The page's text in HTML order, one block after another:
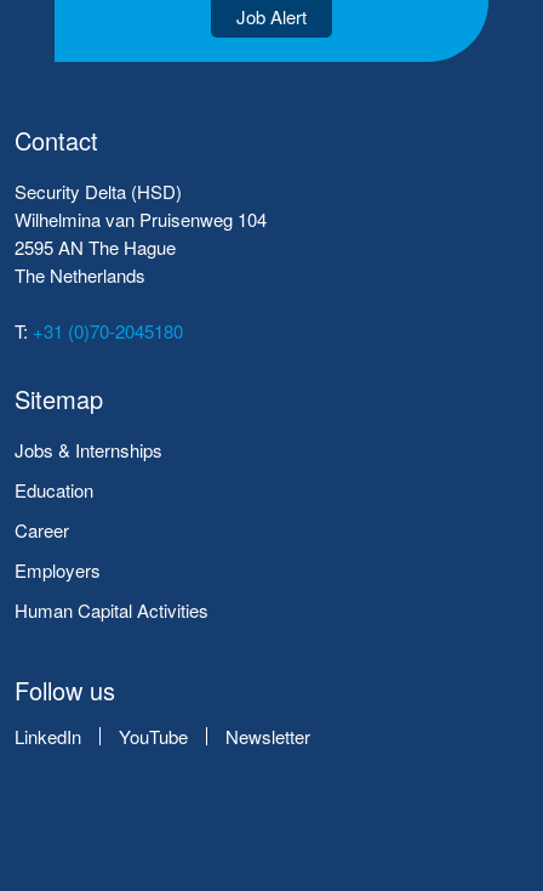
Job Alert
Contact
Security Delta (HSD)
Wilhelmina van Pruisenweg 104
2595 AN The Hague
The Netherlands
T: +31 (0)70-2045180
Sitemap
Jobs & Internships
Education
Career
Employers
Human Capital Activities
Follow us
LinkedIn YouTube Newsletter